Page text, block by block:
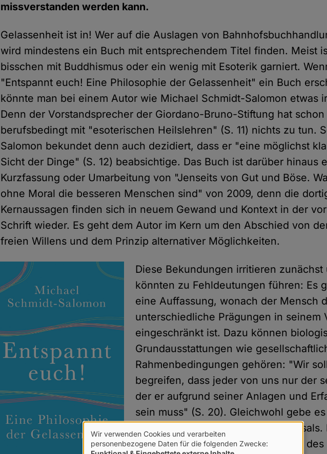
missverstanden werden kann.
Gelassenheit ist in! Wer auf die Auslagen von
wird mindestens ein Buch mit entsprechendem Titel finden. Meist
bisschen mit Buddhismus oder ein wenig mit Esoterik garniert.
"Entspannt euch! Eine Philosophie der Gelassenheit" ein Buch
könnte man bei einem Autor wie Michael Schmidt-Salomon etwas
Denn der Vorstandsprecher der Giordano-Bruno-Stiftung hat schon
berufsbedingt mit "esoterischen Heilslehren" (S. 11) nichts zu tun.
Salomon bekundet denn auch dezidiert, dass er "eine möglichst
Sicht der Dinge" (S. 12) beabsichtige. Das Buch ist darüber hinaus
Kurzfassung oder Umarbeitung von "Jenseits von Gut und Böse.
ohne Moral die besseren Menschen sind" von 2009, denn die
Kernaussagen finden sich in neuem Gewand und Kontext in der
Schrift wieder. Es geht dem Autor im Kern um den Abschied von
freien Willens und dem Prinzip alternativer Möglichkeiten.
Diese Bekundungen irritieren zunächst
könnten zu Fehldeutungen führen: Es
eine Auffassung, wonach der Mensch
unterschiedliche Prägungen in seinem
eingeschränkt ist. Dazu können
Grundausstattungen wie
Rahmenbedingungen gehören: "Wir
begreifen, dass jeder von uns nur der
der er aufgrund seiner Anlagen und
sein muss" (S. 20). Gleichwohl gebe
Diktatur der Gene oder des Schicksals.
aber eines Abschieds von der Idee des
Verwendung
Wir verwenden Cookies und verarbeiten
personenbezogene Daten für die folgenden Zwecke: